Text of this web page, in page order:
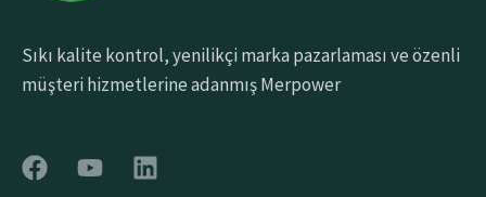
Sıkı kalite kontrol, yenilikçi marka pazarlaması ve özenli
müşteri hizmetlerine adanmış Merpower